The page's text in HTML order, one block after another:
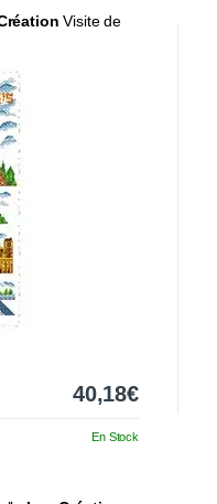
Visite de
40,18€
En Stock